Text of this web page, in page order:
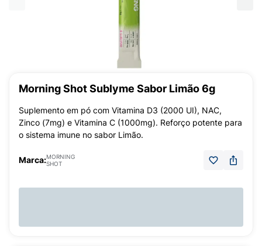
Morning Shot Sublyme Sabor Limão 6g
Suplemento em pó com Vitamina D3 (2000 UI), NAC,
Zinco (7mg) e Vitamina C (1000mg). Reforço potente para
o sistema imune no sabor Limão.
Marca:MORNING
SHOT